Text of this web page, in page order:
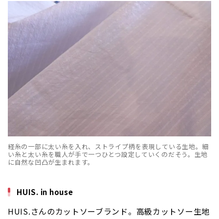
経糸の一部に太い糸を入れ、ストライプ柄を表現している生地。細
い糸と太い糸を職人が手で一つひとつ設定していくのだそう。生地
に自然な凹凸が生まれます。
HUIS. in house
HUIS.さんのカットソーブランド。高級カットソー生地